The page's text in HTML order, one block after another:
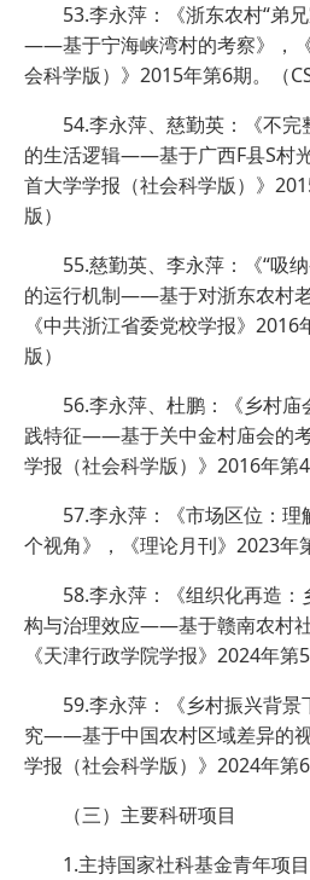
53.李永萍：《浙东农村“弟
——基于宁海峡湾村的考察》，
会科学版）》2015年第6期。（
54.李永萍、慈勤英：《不
的生活逻辑——基于广西F县S村
首大学学报（社会科学版）》
版）
55.慈勤英、李永萍：《“吸
的运行机制——基于对浙东农村
《中共浙江省委党校学报》2016
版）
56.李永萍、杜鹏：《乡村
践特征——基于关中金村庙会的
学报（社会科学版）》2016年第4
57.李永萍：《市场区位：
个视角》，《理论月刊》2023年
58.李永萍：《组织化再造
构与治理效应——基于赣南农村
《天津行政学院学报》2024年第
59.李永萍：《乡村振兴背
究——基于中国农村区域差异的
学报（社会科学版）》2024年第6
（三）主要科研项目
1.主持国家社科基金青年项